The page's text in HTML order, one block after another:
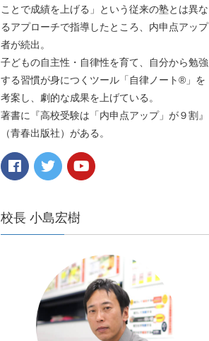
ことで成績を上げる」という従来の塾とは異な
るアプローチで指導したところ、内申点アップ
者が続出。
子どもの自主性・自律性を育て、自分から勉強
する習慣が身につくツール「自律ノート®️」を
考案し、劇的な成果を上げている。
著書に『高校受験は「内申点アップ」が９割』
（青春出版社）がある。
校長 小島宏樹